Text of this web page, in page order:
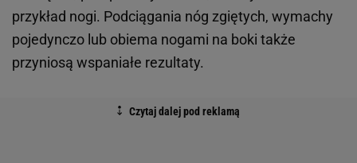
przykład nogi. Podciągania nóg zgiętych, wymachy
pojedynczo lub obiema nogami na boki także
przyniosą wspaniałe rezultaty.